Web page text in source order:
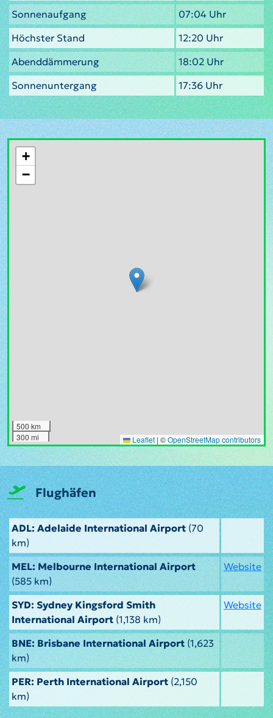
Sonnenaufgang
07:04 Uhr
Höchster Stand
12:20 Uhr
Abenddämmerung
18:02 Uhr
Sonnenuntergang
17:36 Uhr
+
−
500 km
300 mi
Leaflet | ©OpenStreetMap contributors
Flughäfen
ADL: Adelaide International Airport (70
km)
MEL: Melbourne International Airport
(585 km)
Website
SYD: Sydney Kingsford Smith
International Airport (1,138 km)
Website
BNE: Brisbane International Airport(1,623
km)
PER: Perth International Airport (2,150
km)